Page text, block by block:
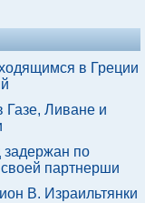
в Греции
Газе, Ливане и
задержан по
партнерши
В. Израильтянки